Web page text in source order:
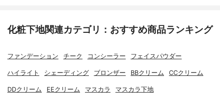
化粧下地関連カテゴリ：おすすめ商品ランキング
ファンデーション チーク コンシーラー フェイスパウダー
ハイライト シェーディング ブロンザー BBクリーム CCクリーム
DDクリーム EEクリーム マスカラ マスカラ下地